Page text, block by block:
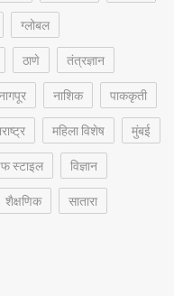
ग्लोबल
ठाणे
तंत्रज्ञान
नाशिक
पाककृती
महिला विशेष
मुंबई
स्टाइल
विज्ञान
शैक्षणिक
सातारा